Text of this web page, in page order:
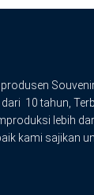
10 tahun,
lebih
kami sajikan